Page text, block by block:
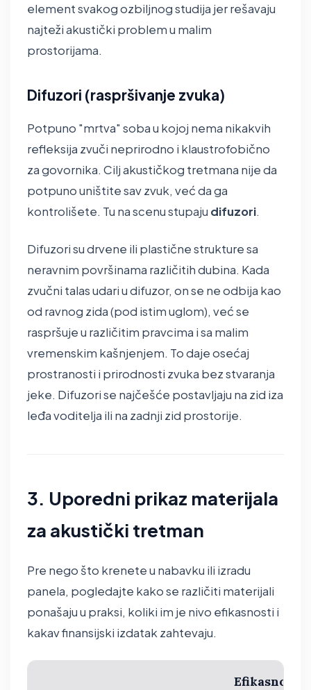
element svakog ozbiljnog studija jer rešavaju
najteži akustički problem u malim
prostorijama.
Difuzori (raspršivanje zvuka)
Potpuno "mrtva" soba u kojoj nema nikakvih
refleksija zvuči neprirodno i klaustrofobično
za govornika. Cilj akustičkog tretmana nije da
potpuno uništite sav zvuk, već da ga
kontrolišete. Tu na scenu stupaju difuzori.
Difuzori su drvene ili plastične strukture sa
neravnim površinama različitih dubina. Kada
zvučni talas udari u difuzor, on se ne odbija kao
od ravnog zida (pod istim uglom), već se
raspršuje u različitim pravcima i sa malim
vremenskim kašnjenjem. To daje osećaj
prostranosti i prirodnosti zvuka bez stvaranja
jeke. Difuzori se najčešće postavljaju na zid iza
leđa voditelja ili na zadnji zid prostorije.
3. Uporedni prikaz materijala
za akustički tretman
Pre nego što krenete u nabavku ili izradu
panela, pogledajte kako se različiti materijali
ponašaju u praksi, koliki im je nivo efikasnosti i
kakav finansijski izdatak zahtevaju.
Efikasnost